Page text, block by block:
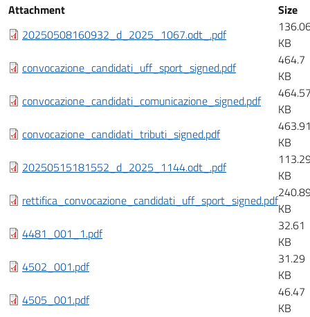
Iter
Attachment
Size
20250508160932_d_2025_1067.odt_.pdf
KB
convocazione_candidati_uff_sport_signed.pdf
464.7
KB
convocazione_candidati_comunicazione_signed.pdf
KB
convocazione_candidati_tributi_signed.pdf
KB
20250515181552_d_2025_1144.odt_.pdf
KB
rettifica_convocazione_candidati_uff_sport_signed.pdfKB
4481_001_1.pdf
32.61
KB
4502_001.pdf
31.29
KB
4505_001.pdf
46.47
KB